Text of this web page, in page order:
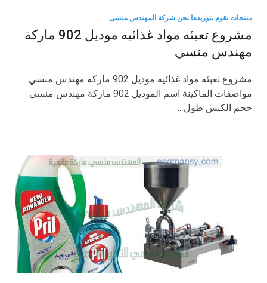
منتجات نقوم بتوريدها نحن شركة المهندس منسى
مشروع تعبئه مواد غذائيه موديل 902 ماركة
مهندس منسي
مشروع تعبئه مواد غذائيه موديل 902 ماركة مهندس منسي
مواصفات الماكينة اسم الموديل 902 ماركة مهندس منسي
حجم الكيس طول …